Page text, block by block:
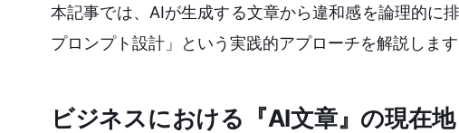
本記事では、AIが生成する文章から違和感を論理的に
プロンプト設計」という実践的アプローチを解説します
ビジネスにおける『AI文章』の現在